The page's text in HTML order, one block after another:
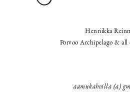
Henriikka
Porvoo Archipelago & all
aamukahvilla (a)